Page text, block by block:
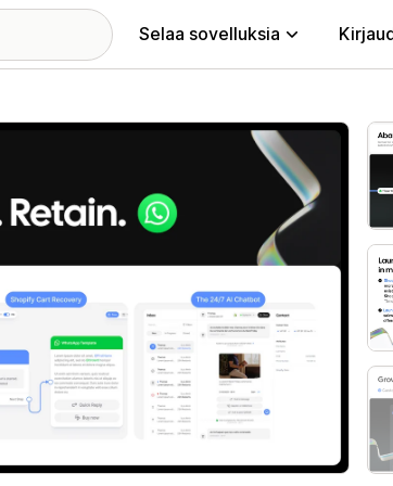
Selaa sovelluksia